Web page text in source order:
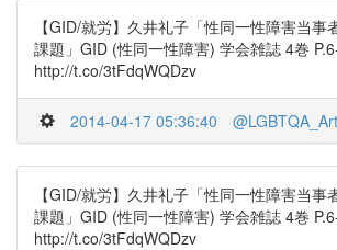
【GID/就労】久井礼子「性同一性障害当事
課題」GID (性同一性障害) 学会雑誌 4巻
http://t.co/3tFdqWQDzv
2014-04-17 05:36:40
【GID/就労】久井礼子「性同一性障害当事
課題」GID (性同一性障害) 学会雑誌 4巻
http://t.co/3tFdqWQDzv